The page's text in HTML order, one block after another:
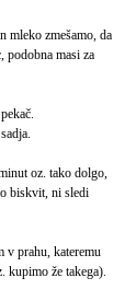
mleko zmešamo, da
podobna masi za
oz. tako dolgo,
biskvit, ni sledi
v prahu, kateremu
kupimo že takega).